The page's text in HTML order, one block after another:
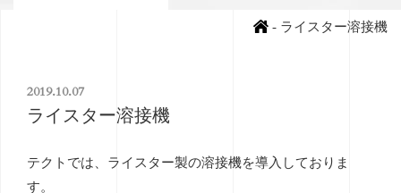
- ライスター溶接機
2019.10.07
ライスター溶接機
テクトでは、ライスター製の溶接機を導入しておりま
す。